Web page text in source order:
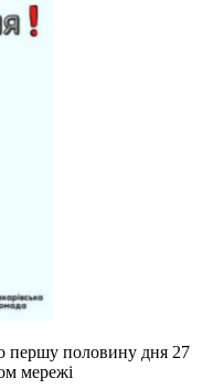
першу половину дня 27
мережі